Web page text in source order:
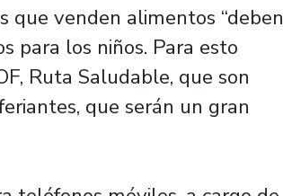
que venden alimentos “deben
para los niños. Para esto
Ruta Saludable, que son
que serán un gran